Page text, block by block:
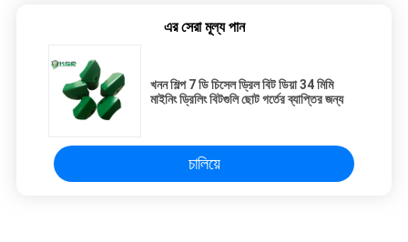
এর সেরা মূল্য পান
খনন শিল্প 7 ডি চিসেল ড্রিল বিট ডিয়া 34 মিমি
মাইনিং ড্রিলিং বিটগুলি ছোট গর্তের ব্যাপ্তির জন্য
চালিয়ে